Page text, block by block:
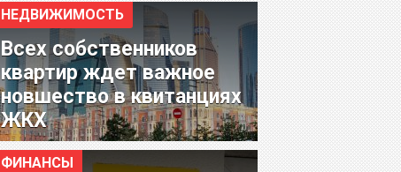
НЕДВИЖИМОСТЬ
Всех собственников
квартир ждет важное
новшество в квитанциях
ЖКХ
ФИНАНСЫ